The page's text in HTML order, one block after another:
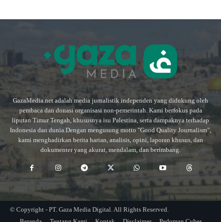
GazaMedia.net adalah media jurnalistik independen yang didukung oleh
pembaca dan donasi organisasi non-pemerintah. Kami berfokus pada
liputan Timur Tengah, khususnya isu Palestina, serta dampaknya terhadap
Indonesia dan dunia.Dengan mengusung motto "Good Quality Journalism",
kami menghadirkan berita harian, analisis, opini, laporan khusus, dan
dokumenter yang akurat, mendalam, dan berimbang.
© Copyright - PT. Gaza Media Digital. All Rights Reserved.